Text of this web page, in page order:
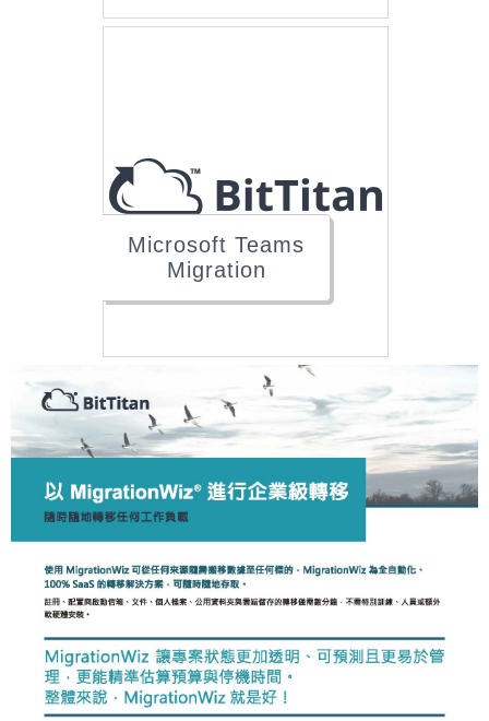
Microsoft Teams
Migration